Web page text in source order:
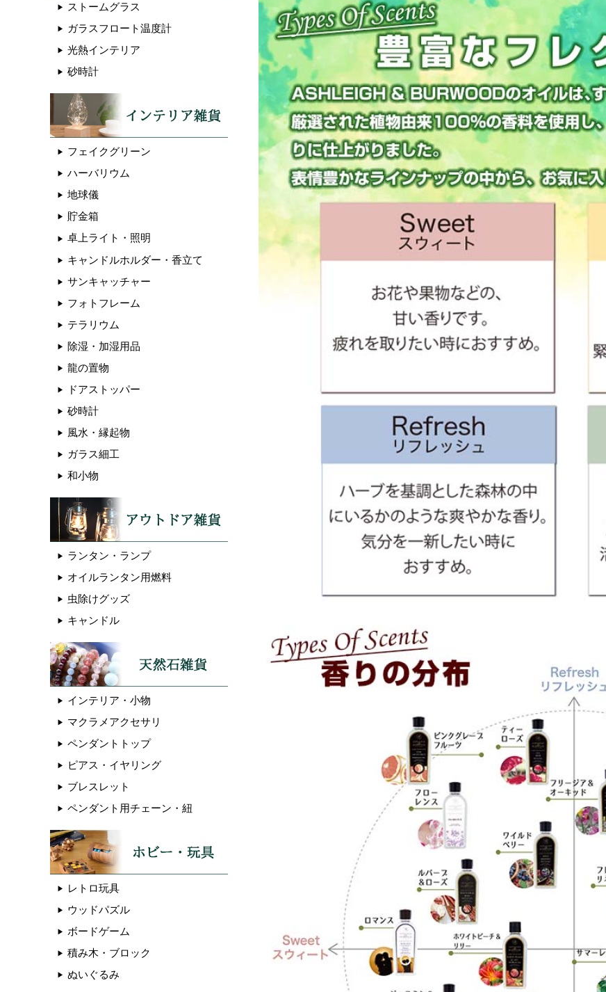
ストームグラス
ガラスフロート温度計
光熱インテリア
砂時計
フェイクグリーン
ハーバリウム
地球儀
貯金箱
卓上ライト・照明
キャンドルホルダー・香立て
サンキャッチャー
フォトフレーム
テラリウム
除湿・加湿用品
龍の置物
ドアストッパー
砂時計
風水・縁起物
ガラス細工
和小物
ランタン・ランプ
オイルランタン用燃料
虫除けグッズ
キャンドル
インテリア・小物
マクラメアクセサリ
ペンダントトップ
ピアス・イヤリング
ブレスレット
ペンダント用チェーン・紐
レトロ玩具
ウッドパズル
ボードゲーム
積み木・ブロック
ぬいぐるみ